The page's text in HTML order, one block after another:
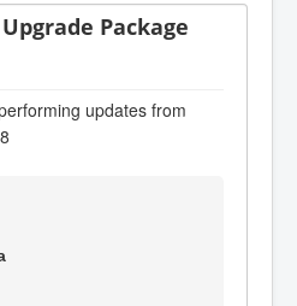
Package
updates from